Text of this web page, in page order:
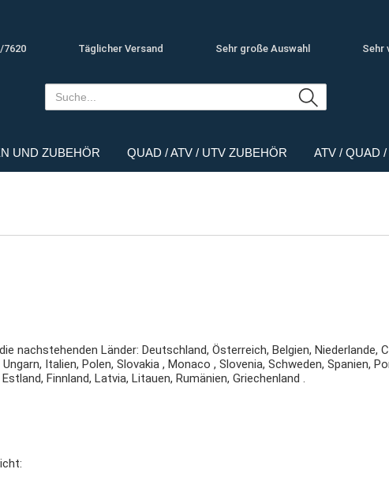
7620 Täglicher Versand Sehr große Auswahl Sehr
UND ZUBEHÖR QUAD / ATV / UTV ZUBEHÖR ATV / QUAD
nachstehenden Länder: Deutschland, Österreich, Belgien, Niederlande,
Italien, Polen, Slovakia , Monaco , Slovenia, Schweden, Spanien,
Finnland, Latvia, Litauen, Rumänien, Griechenland .